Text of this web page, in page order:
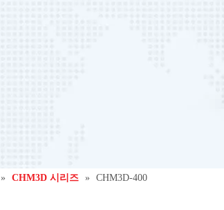
» CHM3D 시리즈 » CHM3D-400